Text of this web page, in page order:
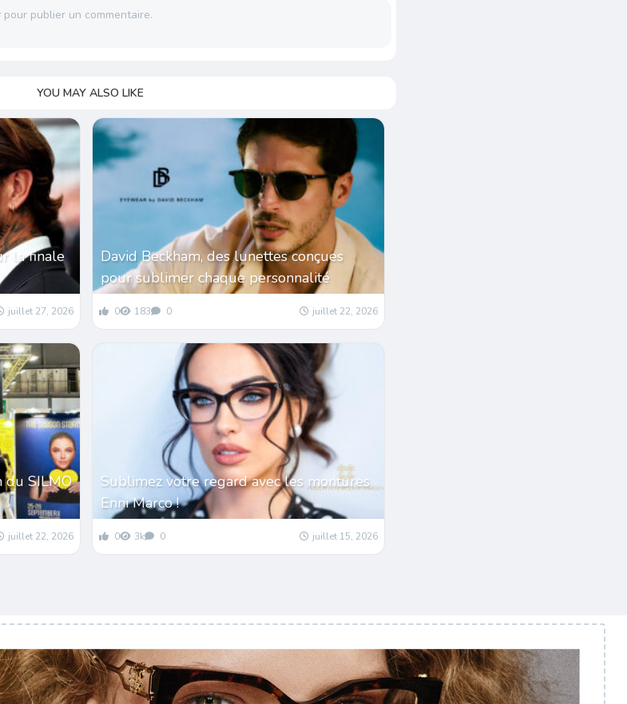
pour publier un commentaire.
YOU MAY ALSO LIKE
la finale
juillet 27, 2026
David Beckham, des lunettes conçues
pour sublimer chaque personnalité
0 183 0 juillet 22, 2026
du SILMO
juillet 22, 2026
Sublimez votre regard avec les montures
Enni Marco !
0 3k 0 juillet 15, 2026